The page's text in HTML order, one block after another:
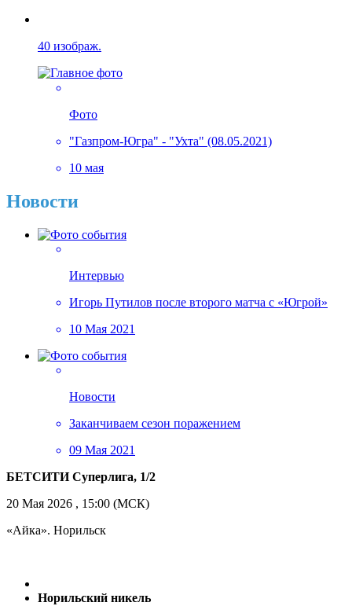
40 изображ.
Фото
"Газпром-Югра" - "Ухта" (08.05.2021)
10 мая
Новости
Интервью
Игорь Путилов после второго матча с «Югрой»
10 Мая 2021
Новости
Заканчиваем сезон поражением
09 Мая 2021
БЕТСИТИ Суперлига, 1/2
20 Мая 2026 , 15:00 (МСК)
«Айка». Норильск
Норильский никель